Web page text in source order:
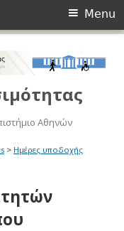
Αθηνών
Menu
> Hμέρες υποδοχής